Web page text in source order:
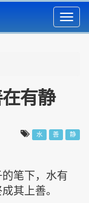
有静
水 善 静
笔下，水有
其上善。